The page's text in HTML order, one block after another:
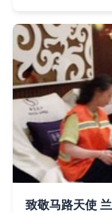
致敬马路天使